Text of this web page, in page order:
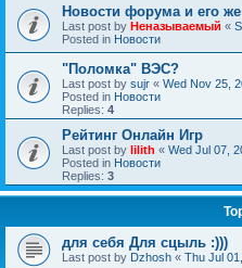
Новости форума и его
Last post by Неназываемый «
Posted in Новости
"Поломка" ВЭС?
Last post by sujr « Wed Nov 25,
Posted in Новости
Replies: 4
Рейтинг Онлайн Игр
Last post by lilith « Wed Jul 07,
Posted in Новости
Replies: 3
для себя Для сцыль :)))
Last post by Dzhosh « Thu Jul